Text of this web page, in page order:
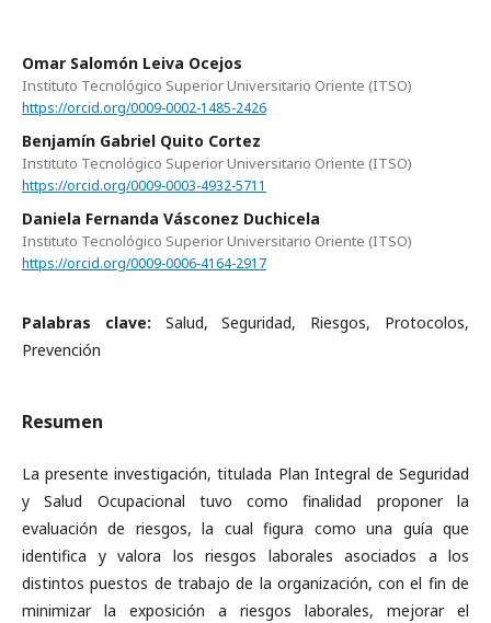
Omar Salomón Leiva Ocejos
Instituto Tecnológico Superior Universitario Oriente (ITSO)
https://orcid.org/0009-0002-1485-2426
Benjamín Gabriel Quito Cortez
Instituto Tecnológico Superior Universitario Oriente (ITSO)
https://orcid.org/0009-0003-4932-5711
Daniela Fernanda Vásconez Duchicela
Instituto Tecnológico Superior Universitario Oriente (ITSO)
https://orcid.org/0009-0006-4164-2917
Palabras clave: Salud, Seguridad, Riesgos, Protocolos,
Prevención
Resumen
La presente investigación, titulada Plan Integral de Seguridad
y Salud Ocupacional tuvo como finalidad proponer la
evaluación de riesgos, la cual figura como una guía que
identifica y valora los riesgos laborales asociados a los
distintos puestos de trabajo de la organización, con el fin de
minimizar la exposición a riesgos laborales, mejorar el